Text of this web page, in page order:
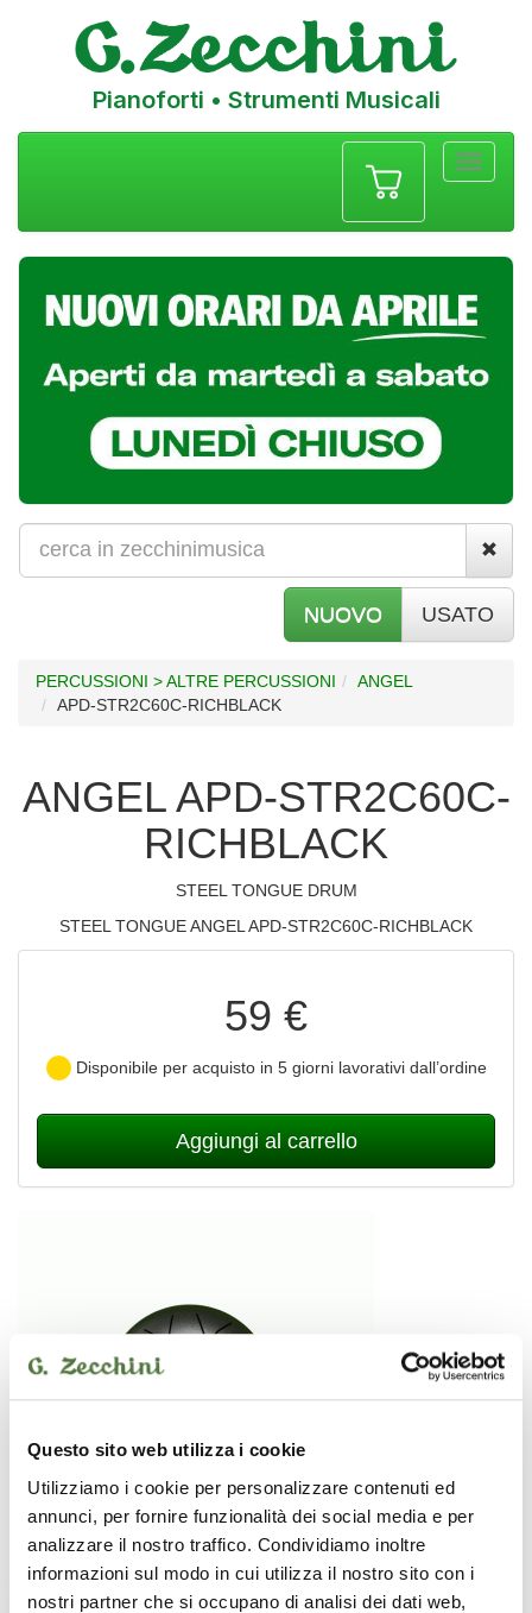
Questo sito web utilizza i cookie
Utilizziamo i cookie per personalizzare contenuti ed
annunci, per fornire funzionalità dei social media e per
analizzare il nostro traffico. Condividiamo inoltre
informazioni sul modo in cui utilizza il nostro sito con i
nostri partner che si occupano di analisi dei dati web,
Pianoforti • Strumenti Musicali
NUOVO USATO
PERCUSSIONI > ALTRE PERCUSSIONI
ANGEL
APD-STR2C60C-RICHBLACK
ANGEL APD-STR2C60C-
RICHBLACK
STEEL TONGUE DRUM
STEEL TONGUE ANGEL APD-STR2C60C-RICHBLACK
59 €
Disponibile per acquisto in 5 giorni lavorativi dall’ordine
Aggiungi al carrello